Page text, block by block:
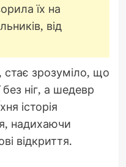
їх на
від
стає зрозуміло, що
без ніг, а шедевр
історія
надихаючи
відкриття.